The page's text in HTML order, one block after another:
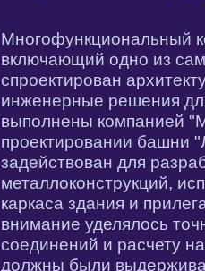
Многофункциональный
включающий одно из
спроектирован
инженерные решения
выполнены компанией
проектировании башни
задействован для
металлоконструкций,
каркаса здания и
внимание уделялось
соединений и расчету
должны были